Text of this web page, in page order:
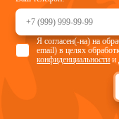
Я согласен(-на) на
email) в целях
конфиденциальности и